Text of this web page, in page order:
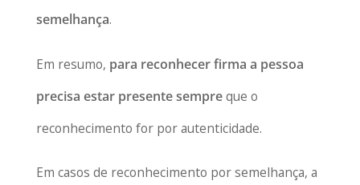
semelhança.
Em resumo, para reconhecer firma a pessoa
precisa estar presente sempreque o
reconhecimento for por autenticidade.
Em casos de reconhecimento por semelhança, a